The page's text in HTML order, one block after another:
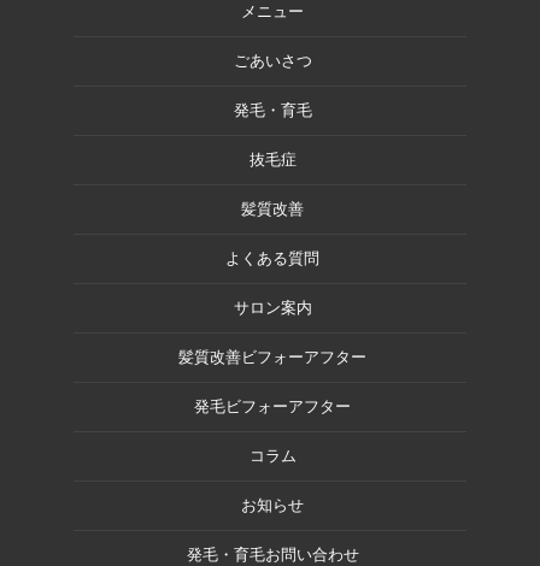
メニュー
ごあいさつ
発毛・育毛
抜毛症
髪質改善
よくある質問
サロン案内
髪質改善ビフォーアフター
発毛ビフォーアフター
コラム
お知らせ
発毛・育毛お問い合わせ